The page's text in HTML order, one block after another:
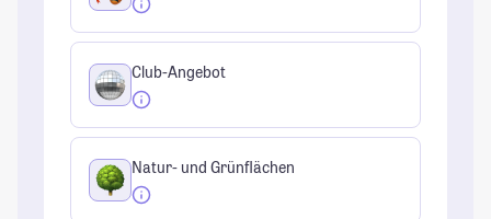
Club-Angebot
Natur- und Grünflächen